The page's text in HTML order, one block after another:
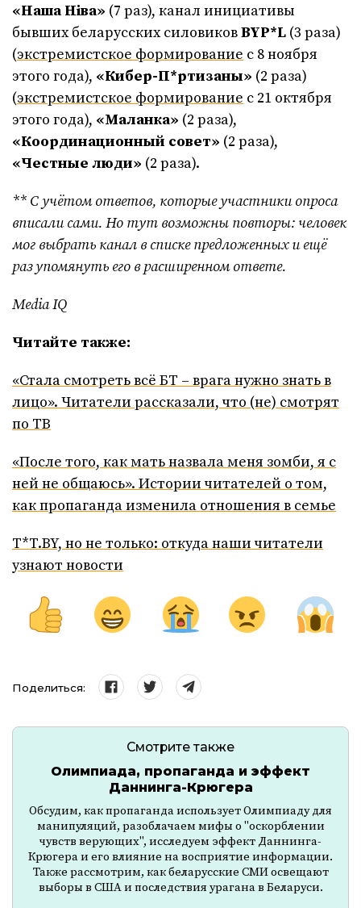
«Наша Ніва» (7 раз), канал инициативы
бывших беларусских силовиковBYP*L (3 раза)
(экстремистское формирование с 8 ноября
этого года), «Кибер-П*ртизаны» (2 раза)
(экстремистское формирование с 21 октября
этого года), «Маланка» (2 раза),
«Координационный совет» (2 раза),
«Честные люди» (2 раза).
** С учётом ответов, которые участники опроса
вписали сами. Но тут возможны повторы: человек
мог выбрать канал в списке предложенных и ещё
раз упомянуть его в расширенном ответе.
Media IQ
Читайте также:
«Стала смотреть всё БТ – врага нужно знать в
лицо». Читатели рассказали, что (не) смотрят
по ТВ
«После того, как мать назвала меня зомби, я с
ней не общаюсь». Истории читателей о том,
как пропаганда изменила отношения в семье
T*T.BY, но не только: откуда наши читатели
узнают новости
Поделиться:
Смотрите также
Олимпиада, пропаганда и эффект
Даннинга-Крюгера
Обсудим, как пропаганда использует Олимпиаду для
манипуляций, разоблачаем мифы о "оскорблении
чувств верующих", исследуем эффект Даннинга-
Крюгера и его влияние на восприятие информации.
Также рассмотрим, как беларусские СМИ освещают
выборы в США и последствия урагана в Беларуси.